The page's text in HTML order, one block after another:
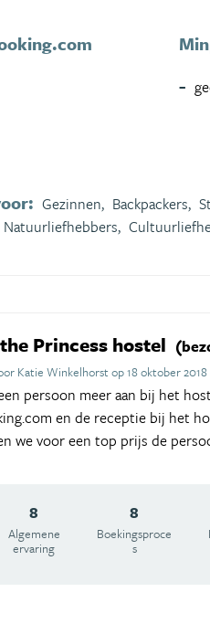
Gezinnen, Backpackers,
Natuurliefhebbers,
Princess hostel
Katie Winkelhorst op 18 oktober 2018
persoon meer aan bij het
en de receptie bij het
we voor een top prijs de
8
Algemene
ervaring
8
Boekingsproce
s